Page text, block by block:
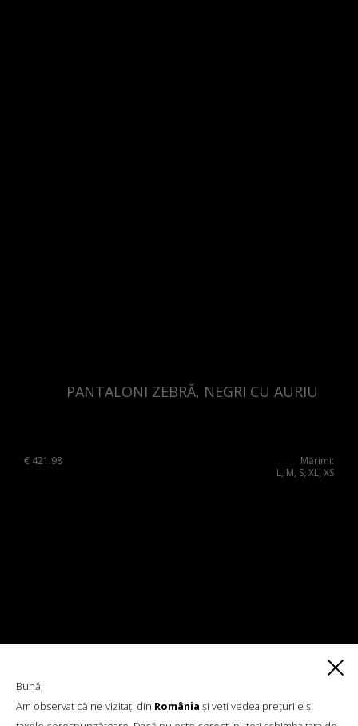
PANTALONI ZEBRĂ, NEGRI CU AURIU
€ 421.98
Mărimi:
L, M, S, XL, XS
Bună,
Am observat că ne vizitați din România și veți vedea prețurile și